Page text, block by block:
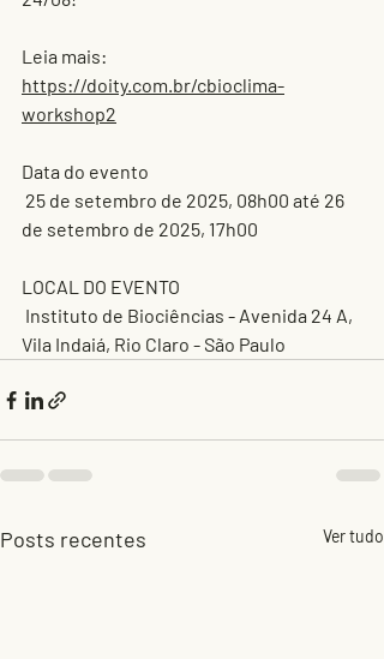
Leia mais:
https://doity.com.br/cbioclima-
workshop2
Data do evento
de setembro de 2025, 17h00
LOCAL DO EVENTO
Vila Indaiá, Rio Claro - São Paulo
Posts recentes Ver tudo